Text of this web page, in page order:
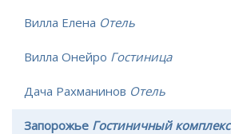
Вилла Елена Отель
Вилла Онейро Гостиница
Дача Рахманинов Отель
Запорожье Гостиничный комплекс